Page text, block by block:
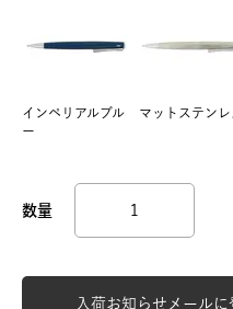
インペリアルブル
ー
マットステンレ
入荷お知らせメールに